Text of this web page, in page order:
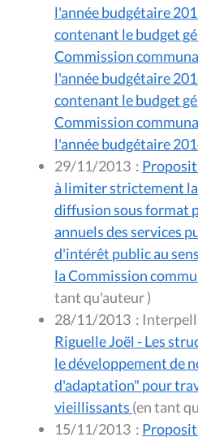
l'année budgétaire
contenant le budget
Commission
l'année budgétaire
contenant le budget
Commission
l'année budgétaire
29/11/2013 :
à limiter strictement
diffusion sous format
annuels des services
d'intérêt public au
la Commission
tant qu'auteur )
28/11/2013 :
Riguelle Joël - Les
le développement de
d'adaptation" pour
vieillissants
15/11/2013 :